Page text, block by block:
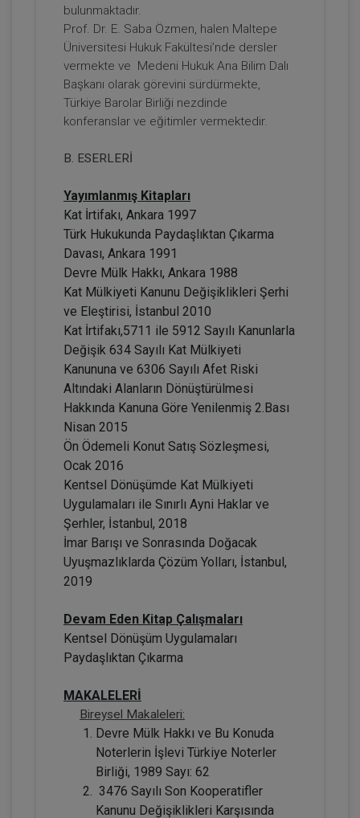
Sözleşmesi Yapılmasına Bağlı Yanılgılar
Video Eğitimi
300 TL
Hukuk Eğitim
Adi Ortaklıklarda ve Kat Mülkiyeti
Oluşumunda Motorlu Taşıt Aracı Edinimi
Video Eğitimi
300 TL
Resmî Şekle Bağlı Sözleşmelerden
Doğan Alacak Hakkının Devri
bulunmaktadır.
Prof. Dr. E. Saba Özmen, halen Maltepe
Üniversitesi Hukuk Fakültesi’nde dersler
vermekte ve Medeni Hukuk Ana Bilim Dalı
Başkanı olarak görevini sürdürmekte,
Türkiye Barolar Birliği nezdinde
konferanslar ve eğitimler vermektedir.
B. ESERLERİ
Yayımlanmış Kitapları
Kat İrtifakı, Ankara 1997
Türk Hukukunda Paydaşlıktan Çıkarma
Davası, Ankara 1991
Devre Mülk Hakkı, Ankara 1988
Kat Mülkiyeti Kanunu Değişiklikleri Şerhi
ve Eleştirisi, İstanbul 2010
Kat İrtifakı,5711 ile 5912 Sayılı Kanunlarla
Değişik 634 Sayılı Kat Mülkiyeti
Kanununa ve 6306 Sayılı Afet Riski
Altındaki Alanların Dönüştürülmesi
Hakkında Kanuna Göre Yenilenmiş 2.Bası
Nisan 2015
Ön Ödemeli Konut Satış Sözleşmesi,
Ocak 2016
Kentsel Dönüşümde Kat Mülkiyeti
Uygulamaları ile Sınırlı Ayni Haklar ve
Şerhler, İstanbul, 2018
İmar Barışı ve Sonrasında Doğacak
Uyuşmazlıklarda Çözüm Yolları, İstanbul,
2019
Devam Eden Kitap Çalışmaları
Kentsel Dönüşüm Uygulamaları
Paydaşlıktan Çıkarma
MAKALELERİ
Bireysel Makaleleri:
Devre Mülk Hakkı ve Bu Konuda
Noterlerin İşlevi Türkiye Noterler
Birliği, 1989 Sayı: 62
3476 Sayılı Son Kooperatifler
Kanunu Değişiklikleri Karşısında